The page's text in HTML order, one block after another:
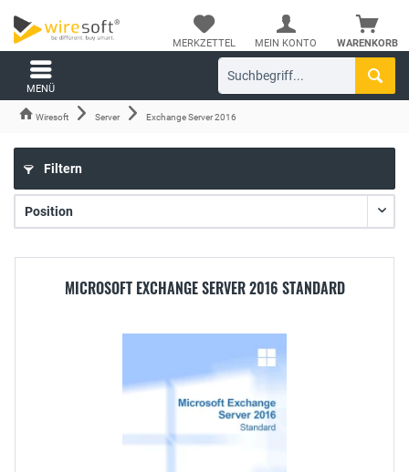
WARENKORB
MERKZETTEL MEIN KONTO
MENÜ
Wiresoft Server Exchange Server 2016
Filtern
MICROSOFT EXCHANGE SERVER 2016 STANDARD